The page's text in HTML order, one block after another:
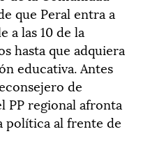
que Peral entra a
a las 10 de la
hasta que adquiera
educativa. Antes
de
PP regional afronta
política al frente de